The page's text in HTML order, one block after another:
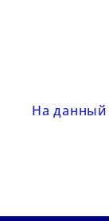
На данный